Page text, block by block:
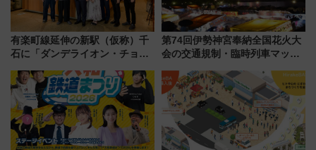
有楽町線延伸の新駅（仮称）千
石に「ダンデライオン・チョコ
1億円出資で挑む新時代のまちづ
くりとは？
第74回伊勢神宮奉納全国花火大
会の交通規制・臨時列車マッ
セス